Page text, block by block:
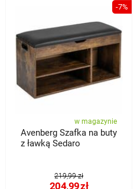
-7%
w magazynie
Avenberg Szafka na buty
z ławką Sedaro
219,99 zł
204,99zł